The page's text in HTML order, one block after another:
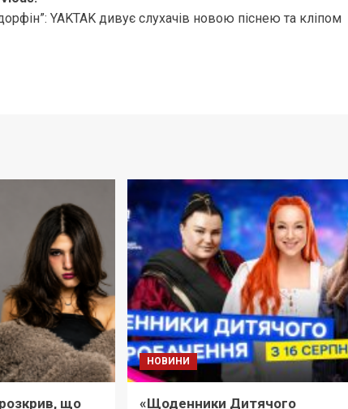
YAKTAK дивує слухачів новою піснею та кліпом
що
НОВИНИ
«Щоденники Дитячого